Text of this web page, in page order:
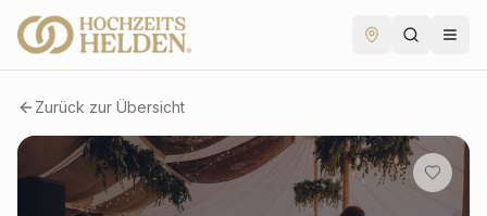
Zurück zur Übersicht